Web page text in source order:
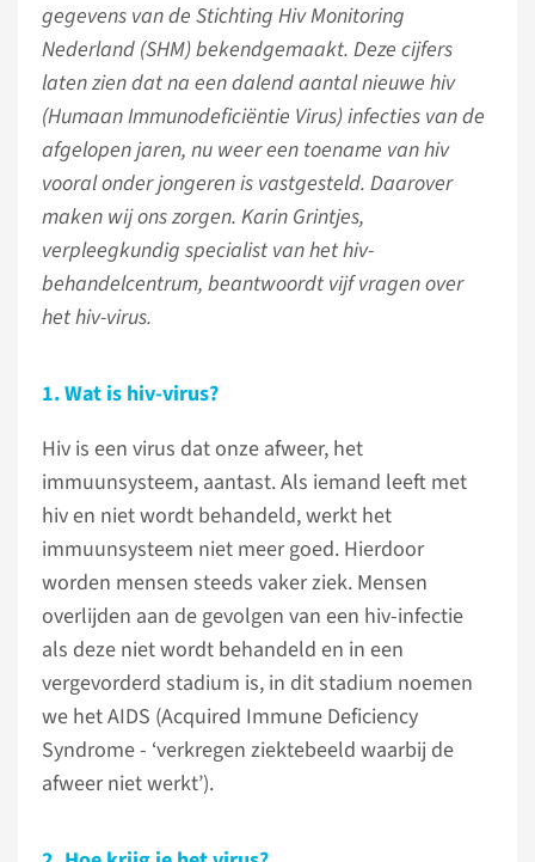
gegevens van de Stichting Hiv Monitoring
Nederland (SHM) bekendgemaakt. Deze cijfers
laten zien dat na een dalend aantal nieuwe hiv
(Humaan Immunodeficiëntie Virus) infecties van de
afgelopen jaren, nu weer een toename van hiv
vooral onder jongeren is vastgesteld. Daarover
maken wij ons zorgen. Karin Grintjes,
verpleegkundig specialist van het hiv-
behandelcentrum, beantwoordt vijf vragen over
het hiv-virus.
1.Wat is hiv-virus?
Hiv is een virus dat onze afweer, het
immuunsysteem, aantast. Als iemand leeft met
hiv en niet wordt behandeld, werkt het
immuunsysteem niet meer goed. Hierdoor
worden mensen steeds vaker ziek. Mensen
overlijden aan de gevolgen van een hiv-infectie
als deze niet wordt behandeld en in een
vergevorderd stadium is, in dit stadium noemen
we het AIDS (Acquired Immune Deficiency
Syndrome - ‘verkregen ziektebeeld waarbij de
afweer niet werkt’).